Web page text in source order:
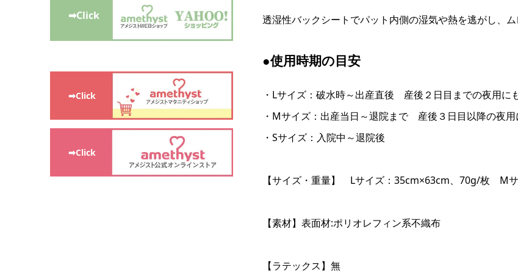
透湿性バックシートでパット内側の湿気や熱を逃がし、ム
●使用時期の目安
・Lサイズ：破水時～出産直後 産後２日目までの夜用に
・Mサイズ：出産当日～退院まで 産後３日目以降の夜用
・Sサイズ：入院中～退院後
【サイズ・重量】 Lサイズ：35cm×63cm、70g/枚 M
【素材】表面材:ポリオレフィン系不織布
【ラテックス】無
➡Click
➡Click
➡Click